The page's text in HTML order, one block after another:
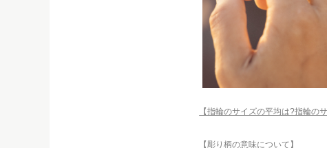
【指輪のサイズの平均は?指輪の
【彫り柄の意味について】